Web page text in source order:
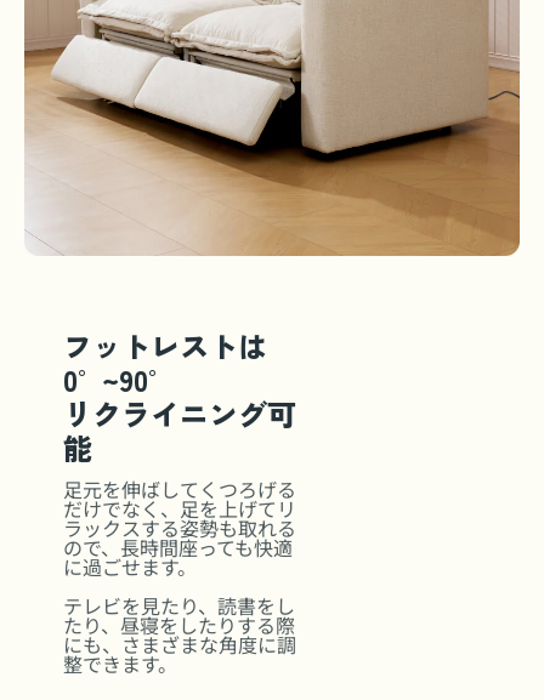
フットレストは
0°~90°
リクライニング可
能
足元を伸ばしてくつろげる
だけでなく、足を上げてリ
ラックスする姿勢も取れる
ので、長時間座っても快適
に過ごせます。
テレビを見たり、読書をし
たり、昼寝をしたりする際
にも、さまざまな角度に調
整できます。